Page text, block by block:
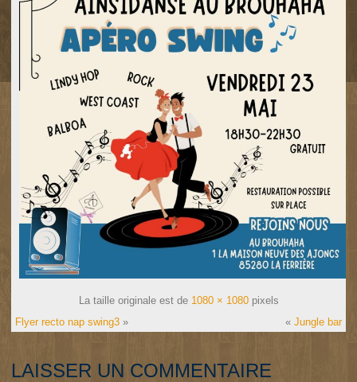
La taille originale est de 1080 × 1080pixels
Flyer recto nap swing3 » « Jungle bar
LAISSER UN COMMENTAIRE